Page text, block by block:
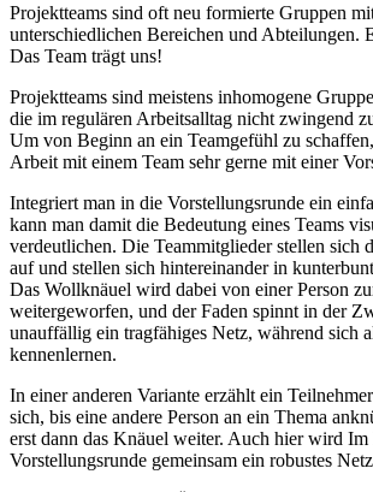
Projektteams sind oft neu formierte Gruppen
unterschiedlichen Bereichen und Abteilungen.
Das Team trägt uns!
Projektteams sind meistens inhomogene
die im regulären Arbeitsalltag nicht zwingend
Um von Beginn an ein Teamgefühl zu
Arbeit mit einem Team sehr gerne mit einer
Integriert man in die Vorstellungsrunde ein
kann man damit die Bedeutung eines Teams
verdeutlichen. Die Teammitglieder stellen sich
auf und stellen sich hintereinander in
Das Wollknäuel wird dabei von einer Person
weitergeworfen, und der Faden spinnt in der
unauffällig ein tragfähiges Netz, während sich
kennenlernen.
In einer anderen Variante erzählt ein
sich, bis eine andere Person an ein Thema
erst dann das Knäuel weiter. Auch hier wird
Vorstellungsrunde gemeinsam ein robustes